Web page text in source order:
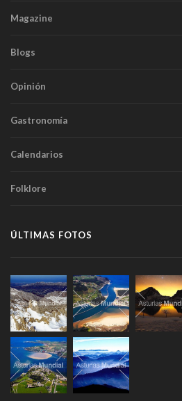
Magazine
Blogs
Opinión
Gastronomía
Calendarios
Folklore
ÚLTIMAS FOTOS